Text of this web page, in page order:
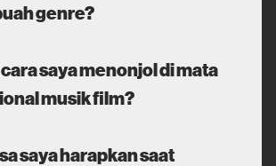
genre?
saya menonjol di mata
musik film?
saya harapkan saat